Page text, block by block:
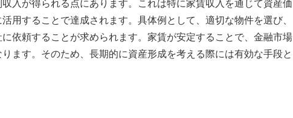
入が得られる点にあります。これは特に家賃収入を通じて資産価
用することで達成されます。具体例として、適切な物件を選び、
依頼することが求められます。家賃が安定することで、金融市場
ます。そのため、長期的に資産形成を考える際には有効な手段と